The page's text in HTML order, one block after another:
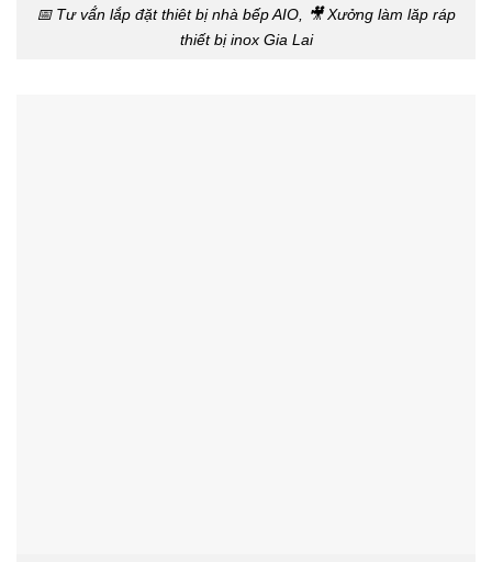
📅 Tư vấ́n lắp đặt thiêt bị nhà bếp AIO, 🎥 Xưởng làm lăp ráp
thiết bị inox Gia Lai